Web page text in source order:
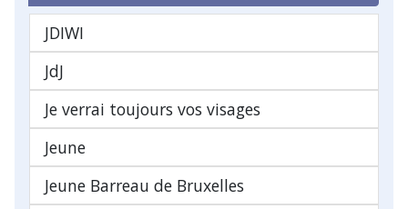
JDIWI
JdJ
Je verrai toujours vos visages
Jeune
Jeune Barreau de Bruxelles